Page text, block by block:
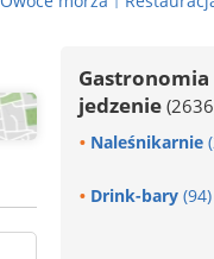
Gastronomia
jedzenie
Naleśnikarnie
Drink-bary (94)